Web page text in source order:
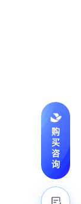
购
买
咨
询